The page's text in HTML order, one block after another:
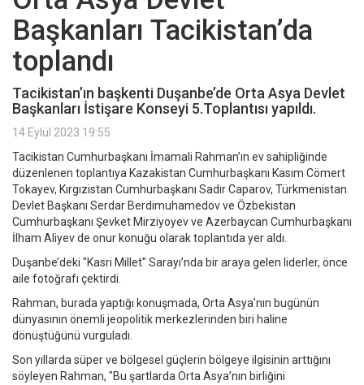
Başkanları Tacikistan’da
toplandı
Tacikistan’ın başkenti Duşanbe’de Orta Asya Devlet
Başkanları İstişare Konseyi 5.Toplantısı yapıldı.
14 Eylül 2023 19:55
Tacikistan Cumhurbaşkanı İmamali Rahman’ın ev sahipliğinde
düzenlenen toplantıya Kazakistan Cumhurbaşkanı Kasım Cömert
Tokayev, Kırgızistan Cumhurbaşkanı Sadır Caparov, Türkmenistan
Devlet Başkanı Serdar Berdimuhamedov ve Özbekistan
Cumhurbaşkanı Şevket Mirziyoyev ve Azerbaycan Cumhurbaşkanı
İlham Aliyev de onur konuğu olarak toplantıda yer aldı.
Duşanbe’deki "Kasri Millet" Sarayı’nda bir araya gelen liderler, önce
aile fotoğrafı çektirdi.
Rahman, burada yaptığı konuşmada, Orta Asya’nın bugünün
dünyasının önemli jeopolitik merkezlerinden biri haline
dönüştüğünü vurguladı.
Son yıllarda süper ve bölgesel güçlerin bölgeye ilgisinin arttığını
söyleyen Rahman, "Bu şartlarda Orta Asya’nın birliğini